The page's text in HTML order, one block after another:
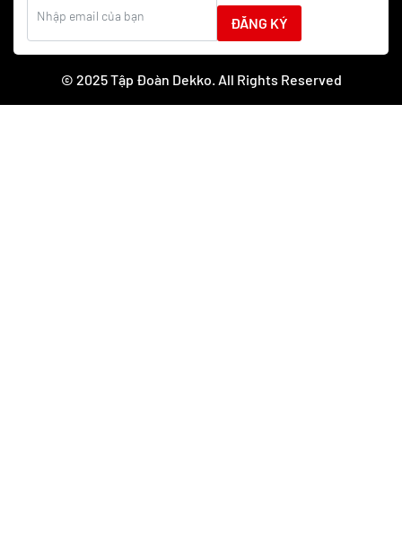
ĐĂNG KÝ
© 2025 Tập Đoàn Dekko. All Rights Reserved